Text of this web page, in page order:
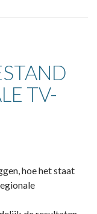
TV-
hoe het staat